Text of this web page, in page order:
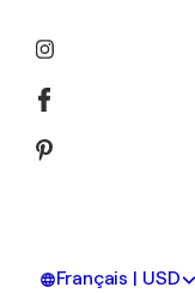
Français | USD